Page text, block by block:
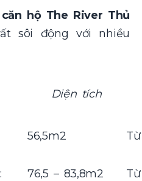
hộ The River Thủ
sôi động với nhiều
Diện tích
56,5m2
76,5 – 83,8m2